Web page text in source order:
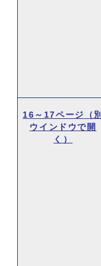
16～17ページ
（別
ウインドウで開
く）